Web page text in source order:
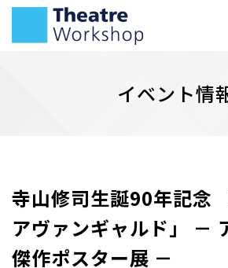
イベント情
寺山修司生誕90年記念
アヴァンギャルド」 －
傑作ポスター展 －